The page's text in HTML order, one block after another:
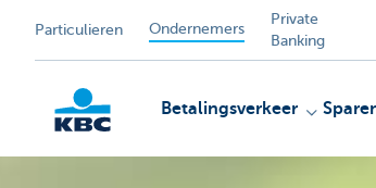
Particulieren Ondernemers
Private
Banking
Betalingsverkeer